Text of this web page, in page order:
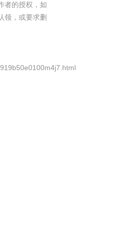
者的授权，如
领，或要求删